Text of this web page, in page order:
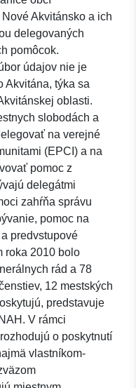
Akvitánsko a ich
delegovaných
pomôcok.
údajov nie je
Akvitána, týka sa
oblasti.
slobodách a
na verejné
(EPCI) a na
pomoc z
delegátmi
zahŕňa správu
pomoc na
predvstupové
roka 2010 bolo
rád a 78
12 mestských
predstavuje
V rámci
o poskytnutí
vlastníkom-